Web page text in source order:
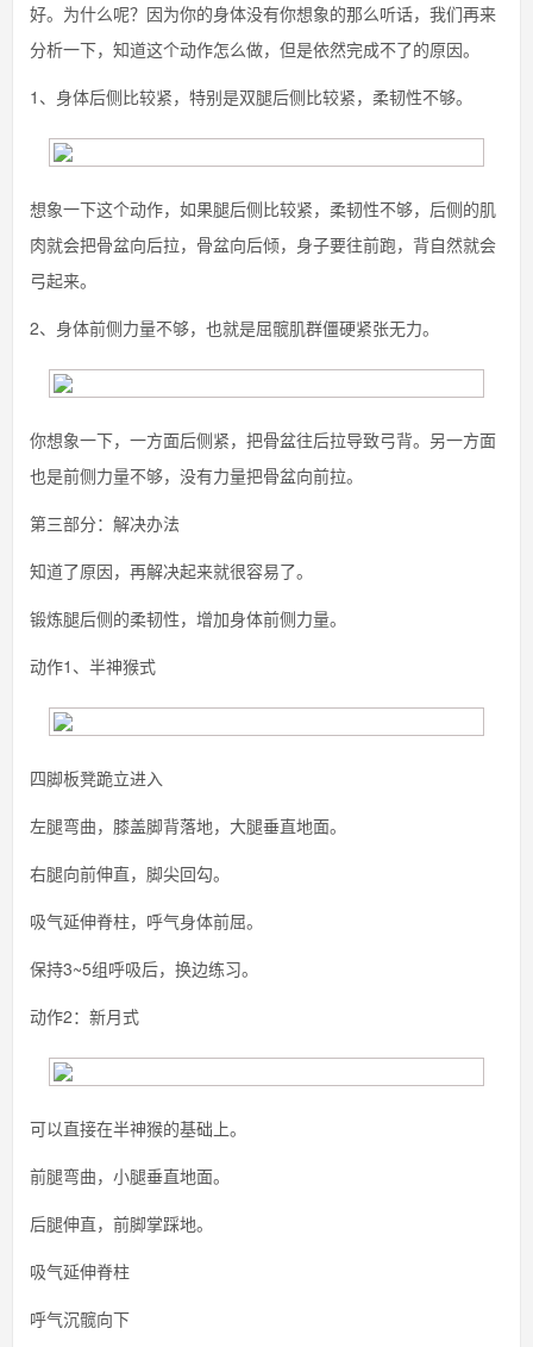
好。为什么呢？因为你的身体没有你想象的那么听话，我们再来
分析一下，知道这个动作怎么做，但是依然完成不了的原因。
1、身体后侧比较紧，特别是双腿后侧比较紧，柔韧性不够。
想象一下这个动作，如果腿后侧比较紧，柔韧性不够，后侧的肌
肉就会把骨盆向后拉，骨盆向后倾，身子要往前跑，背自然就会
弓起来。
2、身体前侧力量不够，也就是屈髋肌群僵硬紧张无力。
你想象一下，一方面后侧紧，把骨盆往后拉导致弓背。另一方面
也是前侧力量不够，没有力量把骨盆向前拉。
第三部分：解决办法
知道了原因，再解决起来就很容易了。
锻炼腿后侧的柔韧性，增加身体前侧力量。
动作1、半神猴式
四脚板凳跪立进入
左腿弯曲，膝盖脚背落地，大腿垂直地面。
右腿向前伸直，脚尖回勾。
吸气延伸脊柱，呼气身体前屈。
保持3~5组呼吸后，换边练习。
动作2：新月式
可以直接在半神猴的基础上。
前腿弯曲，小腿垂直地面。
后腿伸直，前脚掌踩地。
吸气延伸脊柱
呼气沉髋向下